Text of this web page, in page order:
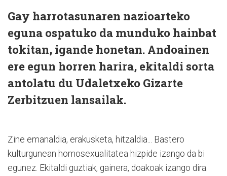
Gay harrotasunaren nazioarteko
eguna ospatuko da munduko hainbat
tokitan, igande honetan. Andoainen
ere egun horren harira, ekitaldi sorta
antolatu du Udaletxeko Gizarte
Zerbitzuen lansailak.
Zine emanaldia, erakusketa, hitzaldia... Bastero
kulturgunean homosexualitatea hizpide izango da bi
egunez. Ekitaldi guztiak, gainera, doakoak izango dira.